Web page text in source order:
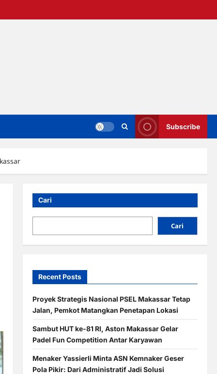
Subscribe
Cari
Cari
Recent Posts
Proyek Strategis Nasional PSEL Makassar Tetap
Jalan, Pemkot Matangkan Penetapan Lokasi
Sambut HUT ke-81 RI, Aston Makassar Gelar
Padel Fun Competition Antar Karyawan
Menaker Yassierli Minta ASN Kemnaker Geser
Pola Pikir: Dari Administratif Jadi Solusi